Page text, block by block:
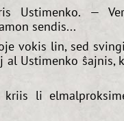
Ustimenko. —
sendis...
vokis lin, sed
al Ustimenko ŝajnis,
li